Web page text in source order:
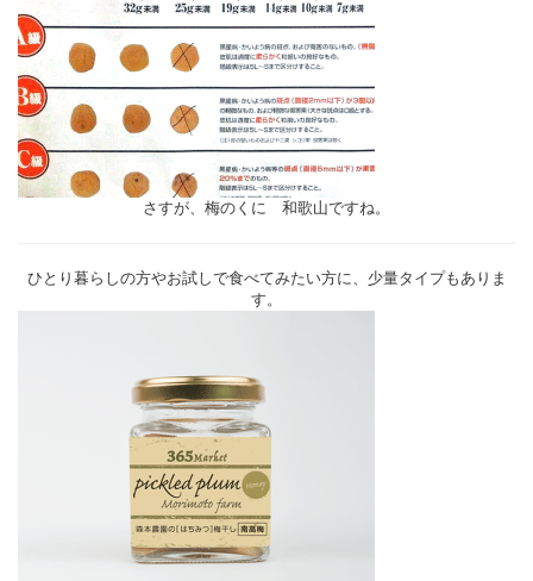
さすが、梅のくに 和歌山ですね。
ひとり暮らしの方やお試しで食べてみたい方に、少量タイプもありま
す。